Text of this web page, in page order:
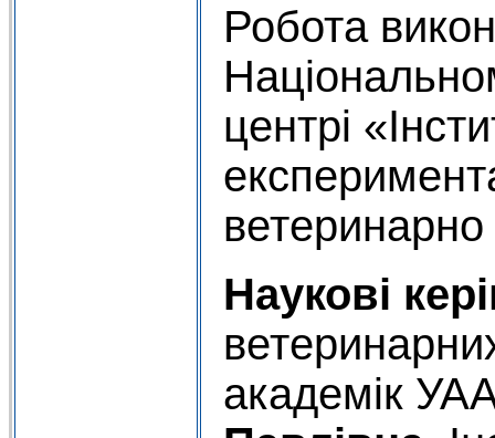
Робота
центрі
Наукові
академік